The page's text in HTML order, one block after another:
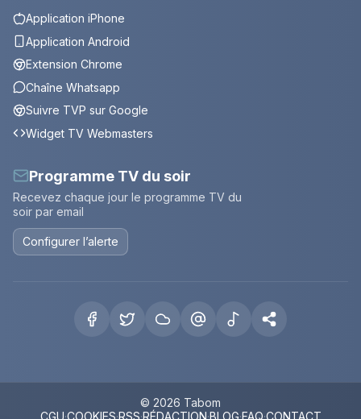
Application iPhone
Application Android
Extension Chrome
Chaîne Whatsapp
Suivre TVP sur Google
Widget TV Webmasters
Programme TV du soir
Recevez chaque jour le programme TV du
soir par email
Configurer l’alerte
© 2026 Tabom